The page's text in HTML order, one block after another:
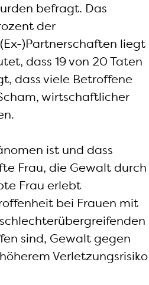
befragt. Das
der
)Partnerschaften liegt
dass 19 von 20 Taten
dass viele Betroffene
wirtschaftlicher
ist und dass
Frau, die Gewalt durch
Frau erlebt
bei Frauen mit
sind, Gewalt gegen
Verletzungsrisiko